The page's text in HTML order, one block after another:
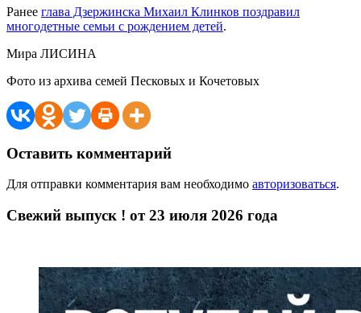
Ранее глава Дзержинска Михаил Клинков поздравил
многодетные семьи с рождением детей.
Мира ЛИСИНА
Фото из архива семей Песковых и Кочетовых
Оставить комментарий
Для отправки комментария вам необходимо авторизоваться.
Свежий выпуск ! от 23 июля 2026 года